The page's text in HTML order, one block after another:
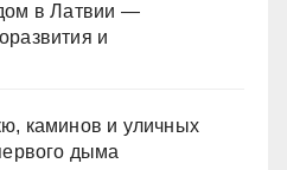
в Латвии —
и
каминов и уличных
дыма